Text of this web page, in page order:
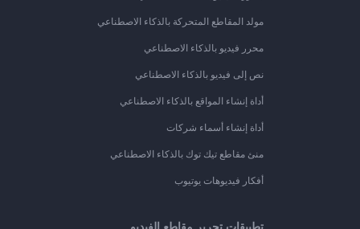
مولد المقاطع المتحركة بالذكاء الاصطناعي
محرر فيديو بالذكاء الاصطناعي
نص إلى فيديو بالذكاء الاصطناعي
أداة إنشاء المواقع بالذكاء الاصطناعي
أداة إنشاء أسماء شركات
منئ مقاطع تيك توك بالذكاء الاصطناعي
أفكار فيديوهات يوتيوب